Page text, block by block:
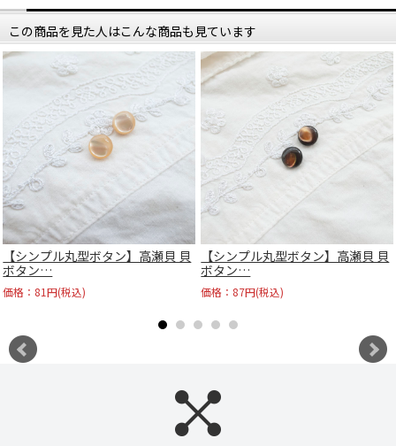
この商品を見た人はこんな商品も見ています
【シンプル丸型ボタン】高瀬貝 貝
ボタン…
価格：81円(税込)
【シンプル丸型ボタン】高瀬貝 貝
ボタン…
価格：87円(税込)